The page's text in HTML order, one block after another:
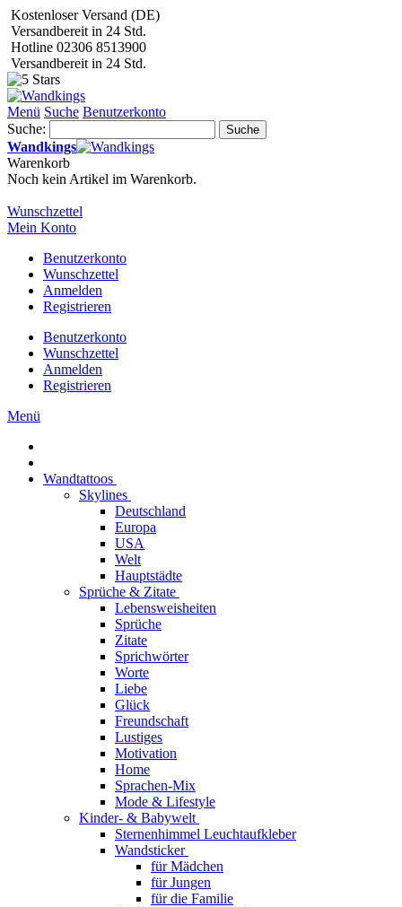
Kostenloser Versand (DE)
Versandbereit in 24 Std.
Hotline 02306 8513900
Versandbereit in 24 Std.
Menü Suche Benutzerkonto
Suche:
Suche
Wandkings
Warenkorb
Noch kein Artikel im Warenkorb.
Wunschzettel
Mein Konto
Benutzerkonto
Wunschzettel
Anmelden
Registrieren
Benutzerkonto
Wunschzettel
Anmelden
Registrieren
Menü
Wandtattoos
Skylines
Deutschland
Europa
USA
Welt
Hauptstädte
Sprüche & Zitate
Lebensweisheiten
Sprüche
Zitate
Sprichwörter
Worte
Liebe
Glück
Freundschaft
Lustiges
Motivation
Home
Sprachen-Mix
Mode & Lifestyle
Kinder- & Babywelt
Sternenhimmel Leuchtaufkleber
Wandsticker
für Mädchen
für Jungen
für die Familie